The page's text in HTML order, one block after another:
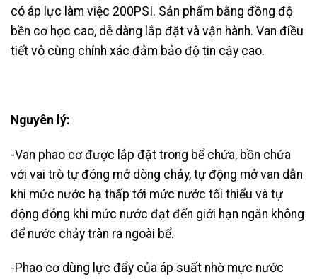
có áp lực làm việc 200PSI. Sản phẩm bằng đồng độ
bền cơ học cao, dễ dàng lắp đặt và vận hành. Van điều
tiết vô cùng chính xác đảm bảo độ tin cậy cao.
Nguyên lý:
-Van phao cơ được lắp đặt trong bể chứa, bồn chứa
với vai trò tự đóng mở dòng chảy, tự động mở van dẫn
khi mức nước hạ thấp tới mức nước tối thiểu và tự
động đóng khi mức nước đạt đến giới hạn ngăn không
để nước chảy tràn ra ngoài bể.
-Phao cơ dùng lực đẩy của áp suất nhờ mực nước